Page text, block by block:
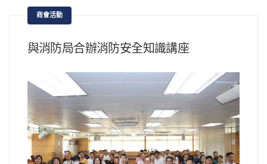
商會活動
與消防局合辦消防安全知識講座